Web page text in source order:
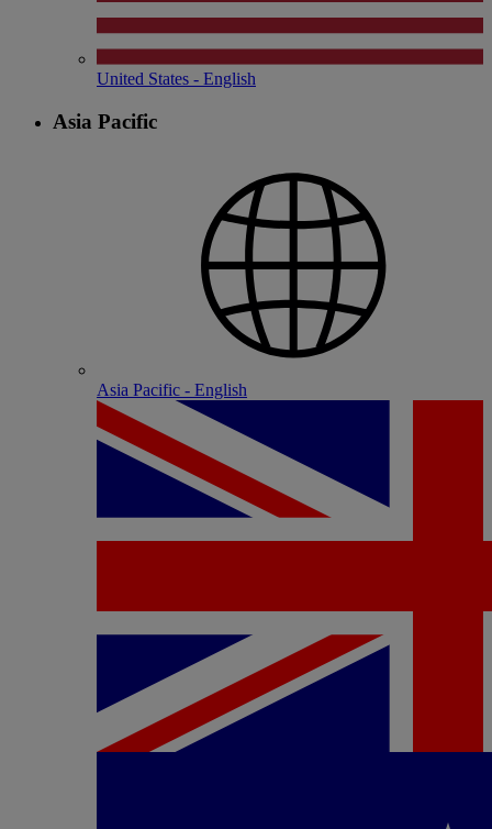
United States - English
Asia Pacific
Asia Pacific - English